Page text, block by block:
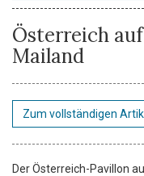
Österreich
Mailand
Zum vollständigen
Der Österreich-Pavillon